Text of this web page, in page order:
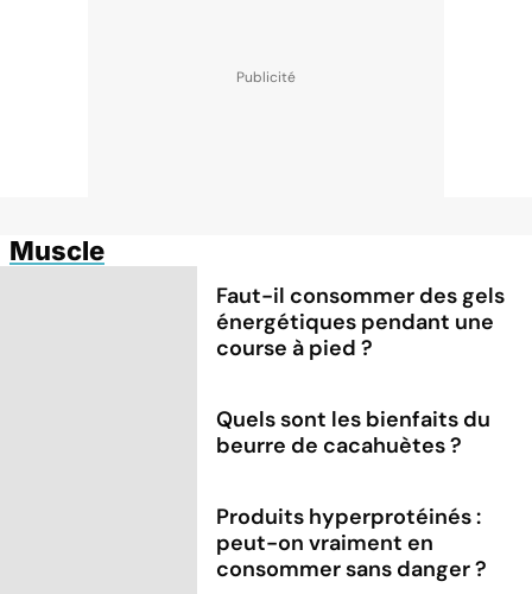
Muscle
Faut-il consommer des gels
énergétiques pendant une
course à pied ?
Quels sont les bienfaits du
beurre de cacahuètes ?
Produits hyperprotéinés :
peut-on vraiment en
consommer sans danger ?